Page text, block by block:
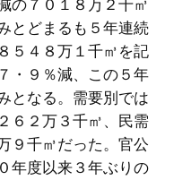
の７０１８万２千㎥
とどまるも５年連続
５４８万１千㎥を記
・９％減、この５年
となる。需要別では
６２万３千㎥、民需
９千㎥だった。官公
年度以来３年ぶりの